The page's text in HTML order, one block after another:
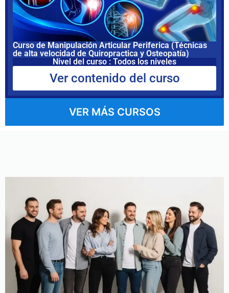
Curso de Manipulación Articular Periferica (Técnicas
de alta velocidad de Quiropractica y Osteopatía)
Nivel del curso : Todos los niveles
Ver contenido del curso
VER MÁS CURSOS